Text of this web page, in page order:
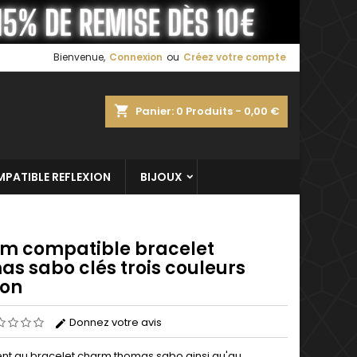
Bienvenue, Connexion ou Créez votre compte
shopping_cart Panier: 0 Produits - 0,00 €
REFLEXION BIJOUX
compatible bracelet
sabo clés trois couleurs
Donnez votre avis